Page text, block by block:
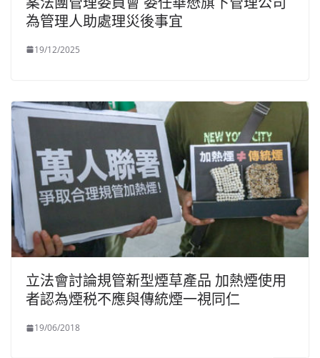
為管理人助處理災後事宜
19/12/2025
立法會討論規管新型煙草產品 加熱煙使用
者認為煙税不應與傳統煙一視同仁
19/06/2018